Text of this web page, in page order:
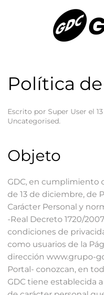
Política
Escrito por Super User el
Uncategorised.
Objeto
GDC, en cumplimiento
de 13 de diciembre, de
Carácter Personal y
-Real Decreto 1720/
condiciones de
como usuarios de la
dirección www.grupo-
Portal- conozcan, en
GDC tiene establecida